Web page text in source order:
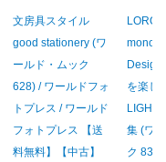
文房具スタイル
good stationery (ワ
ールド・ムック
628) / ワールドフォ
トプレス / ワールド
フォトプレス 【送
料無料】【中古】
LORO
を楽し
集 (ワ
ク 832)